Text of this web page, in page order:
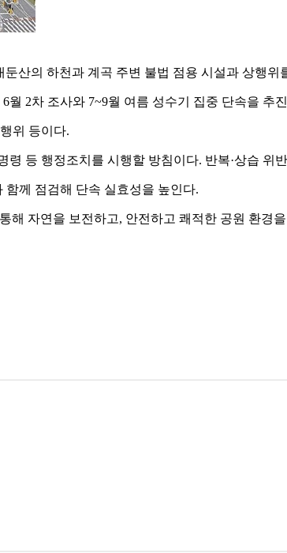
산의 하천과 계곡 주변 불법 점용 시설과 상행
2차 조사와 7~9월 여름 성수기 집중 단속을 추
위 등이다.
등 행정조치를 시행할 방침이다. 반복·상습 위
께 점검해 단속 실효성을 높인다.
해 자연을 보전하고, 안전하고 쾌적한 공원 환경